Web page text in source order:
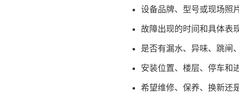
设备品牌、型号或现场照
故障出现的时间和具体表
是否有漏水、异味、跳闸
安装位置、楼层、停车和
希望维修、保养、换新还